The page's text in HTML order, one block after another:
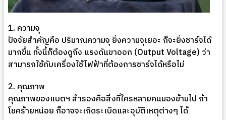
1. ความจุ
ปัจจัยสำคัญคือ ปริมาณความจุ ยิ่งความจุเยอะ ก็จะยิ่งชาร์จได้
มากขึ้น ทั้งนี้ก็ต้องดูถึง แรงดันขาออก (Output Voltage) ว่า
สามารถใช้กับเครื่องใช้ไฟฟ้าที่ต้องการชาร์จได้หรือไม่
2. คุณภาพ
คุณภาพของแบตฯ สำรองคือสิ่งที่ใครหลายคนมองข้ามไป ถ้า
โชคร้ายหน่อย ก็อาจจะเกิดระเบิดและอุบัติเหตุต่างๆ ได้